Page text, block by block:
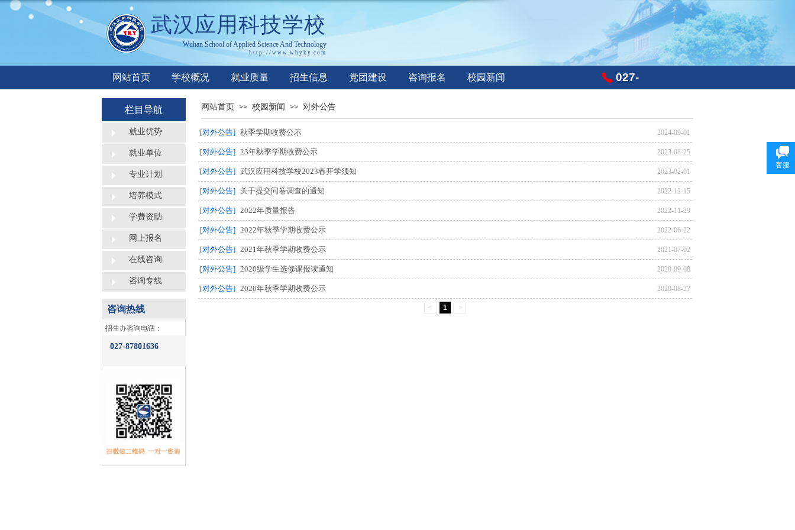
武汉应用科技学校
WuhanSchool ofApplied ScienceAnd Technology
http://www.whyky.co m
027-
87801636
网站首页 学校概况 就业质量 招生信息 党团建设 咨询报名 校园新闻
栏目导航 网站首页 >> 校园新闻 >> 对外公告
就业优势
就业单位
专业计划
培养模式
学费资助
网上报名
在线咨询
咨询专线
[对外公告] 秋季学期收费公示 2024-09-01
[对外公告] 23年秋季学期收费公示 2023-08-25
[对外公告] 武汉应用科技学校2023春开学须知 2023-02-01
[对外公告] 关于提交问卷调查的通知 2022-12-15
[对外公告] 2022年质量报告 2022-11-29
[对外公告] 2022年秋季学期收费公示 2022-06-22
[对外公告] 2021年秋季学期收费公示 2021-07-02
[对外公告] 2020级学生选修课报读通知 2020-09-08
[对外公告] 2020年秋季学期收费公示 2020-08-27
< 1 >
咨询热线
​招生办咨询电话：
027-87801636
客服